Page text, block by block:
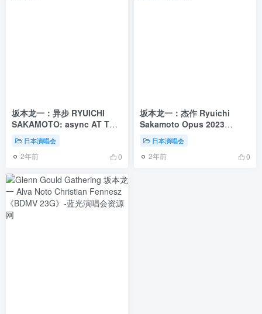
坂本龙一：异步 RYUICHI
SAKAMOTO: async AT THE
PARK AVENUE ARMORY
2018《BDMV 21.2G》
日本演唱会
2年前 0
坂本龙一：杰作 Ryuichi
Sakamoto Opus 2023
2160p MyVideo WEB-DL
DDP 5.1 H.265 [WEB-DL
MKV 10.9GB]
日本演唱会
2年前 0